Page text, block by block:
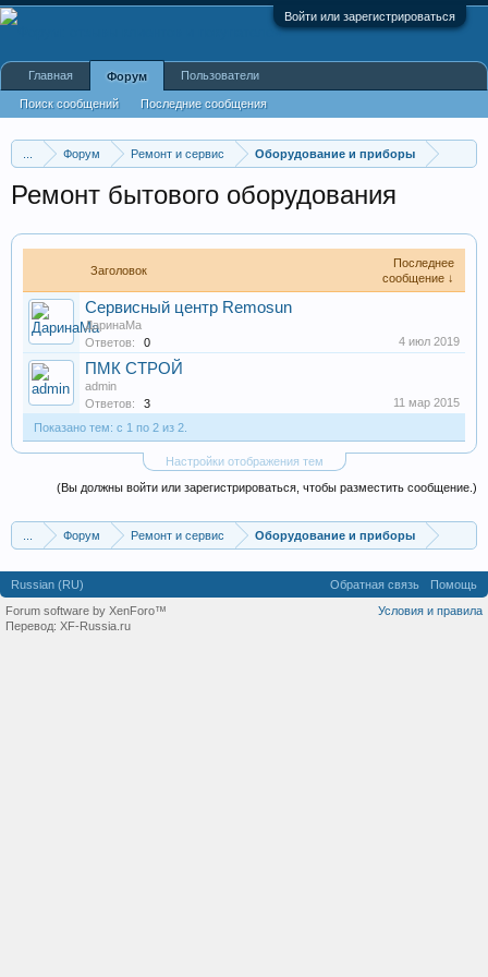
Войти или зарегистрироваться
Форум Ремонт и сервис Оборудование и приборы
Ремонт бытового оборудования
Заголовок
Последнее
сообщение ↓
Сервисный центр Remosun
ДаринаМа
Ответов:
0 4 июл 2019
ПМК СТРОЙ
admin
Ответов:
3
11 мар 2015
Показано тем: с 1 по 2 из 2.
Настройки отображения тем
(Вы должны войти или зарегистрироваться, чтобы разместить сообщение.)
Форум Ремонт и сервис Оборудование и приборы
Главная Форум
Поиск сообщений Последние сообщения
Пользователи
Russian (RU) Обратная связь
Помощь
Условия и правила
Forum software by XenForo™
Перевод: XF-Russia.ru